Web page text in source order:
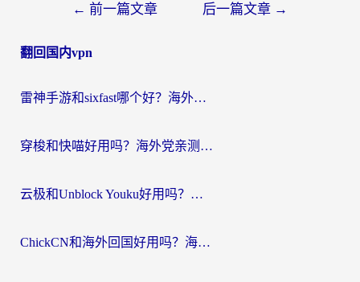
导
← 前一篇文章 后一篇文章 →
翻回国内vpn
雷神手游和sixfast哪个好？海外党亲测3款回国加速器，教你选对不踩坑
穿梭和快喵好用吗？海外党亲测：小众加速器对比+番茄加速器深度体验
云极和Unblock Youku好用吗？海外党亲测+2026回国加速器避坑指南
ChickCN和海外回国好用吗？海外党2026亲测：从手游到影音，选对加速器的3个关键